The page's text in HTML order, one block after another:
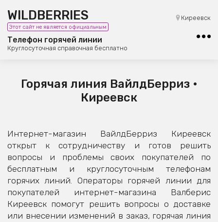
WILDBERRIES
Этот сайт не является официальным
Телефон горячей линии
Круглосуточная справочная бесплатно
Киреевск
8 (800) 101-42-23
Бесплатная юридическая консультация
Горячая линия ВайлдБерриз •
Киреевск
Интернет-магазин ВайлдБерриз Киреевск
открыт к сотрудничеству и готов решить
вопросы и проблемы своих покупателей по
бесплатным и круглосуточным телефонам
горячих линий. Операторы горячей линии для
покупателей интернет-магазина Валберис
Киреевск помогут решить вопросы о доставке
или внесении изменений в заказ, горячая линия